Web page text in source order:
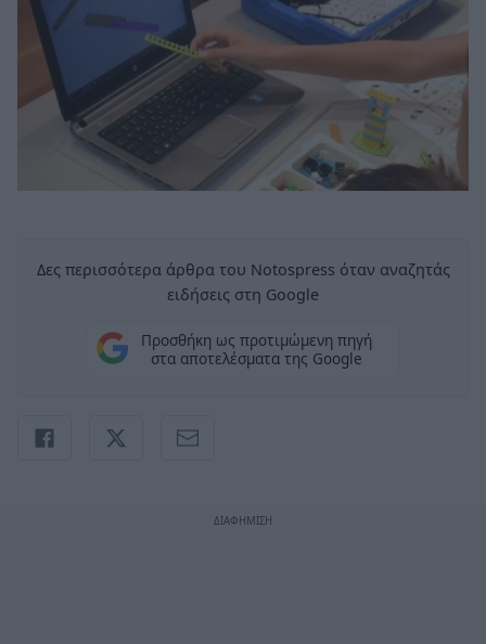
Δες περισσότερα άρθρα του Notospress όταν αναζητάς
ειδήσεις στη Google
Προσθήκη ως προτιμώμενη πηγή
στα αποτελέσματα της Google